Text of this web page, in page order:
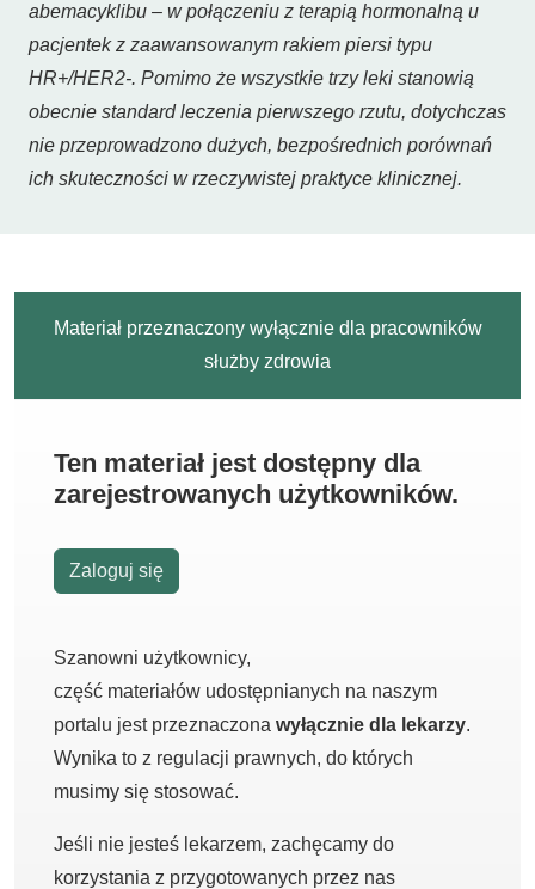
abemacyklibu – w połączeniu z terapią hormonalną u
pacjentek z zaawansowanym rakiem piersi typu
HR+/HER2-. Pomimo że wszystkie trzy leki stanowią
obecnie standard leczenia pierwszego rzutu, dotychczas
nie przeprowadzono dużych, bezpośrednich porównań
ich skuteczności w rzeczywistej praktyce klinicznej.
Materiał przeznaczony wyłącznie dla pracowników
służby zdrowia
Ten materiał jest dostępny dla
zarejestrowanych użytkowników.
Zaloguj się
Szanowni użytkownicy,
część materiałów udostępnianych na naszym
portalu jest przeznaczona wyłącznie dla lekarzy.
Wynika to z regulacji prawnych, do których
musimy się stosować.
Jeśli nie jesteś lekarzem, zachęcamy do
korzystania z przygotowanych przez nas